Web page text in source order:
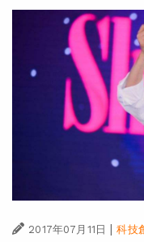
2017年07月11日 | 科技